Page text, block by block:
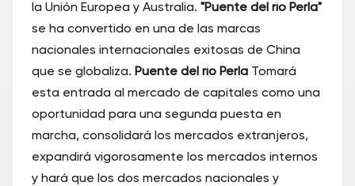
la Unión Europea y Australia. "Puente del río Perla"
se ha convertido en una de las marcas
nacionales internacionales exitosas de China
que se globaliza. Puente del río Perla Tomará
esta entrada al mercado de capitales como una
oportunidad para una segunda puesta en
marcha, consolidará los mercados extranjeros,
expandirá vigorosamente los mercados internos
y hará que los dos mercados nacionales y